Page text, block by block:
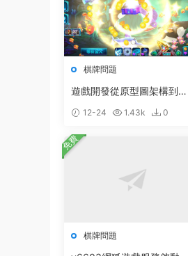
棋牌問題
遊戲開發從原型圖架構到設
12-24 1.43k 0
棋牌問題
免費